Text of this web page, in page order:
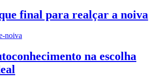
final para realçar a noiva
na escolha